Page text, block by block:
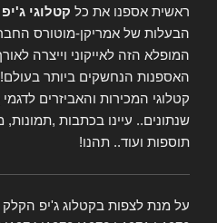
ראשית אספנו את כל קטלוגי ג'יפ
הבעלות של אמריקן-מוטורס
המופלא הזה לאייקוני וייצרה
האספנות הנחשקים ביותר
קטלוגי המכירות והאביזרים לדגמי
שנתונים.. עיינו בכתבות
תוספות ועוד.. תהנו!
על מנת לצפות בקטלוג ג'יפ